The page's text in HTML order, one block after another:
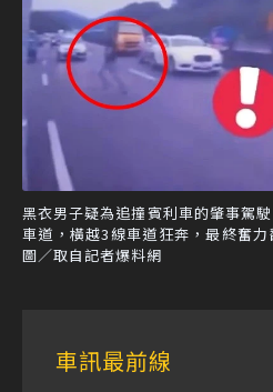
黑衣男子疑為追撞賓利車的肇事駕
車道，橫越3線車道狂奔，最終奮
圖／取自記者爆料網
車訊最前線